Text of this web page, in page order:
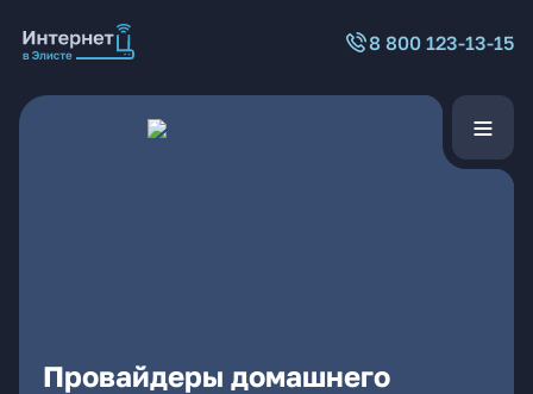
8 800 123-13-15
Провайдеры домашнего